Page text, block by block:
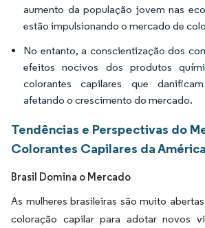
aumento da população jovem nas
estão impulsionando o mercado de
No entanto, a conscientização dos
efeitos nocivos dos produtos
colorantes capilares que
afetando o crescimento do mercado.
Tendências e Perspectivas do
Colorantes Capilares da
Brasil Domina o Mercado
As mulheres brasileiras são muito
coloração capilar para adotar novos